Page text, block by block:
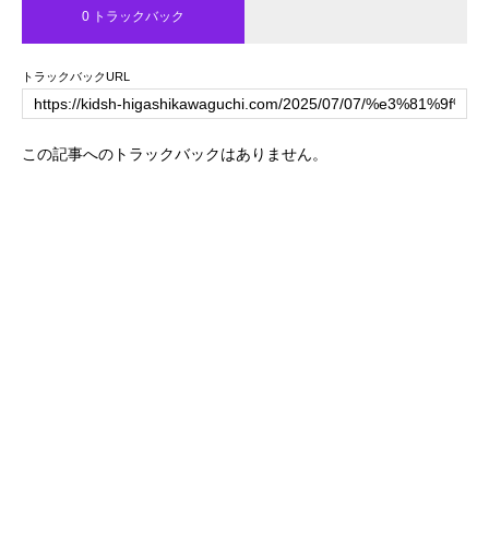
0 トラックバック
トラックバックURL
この記事へのトラックバックはありません。